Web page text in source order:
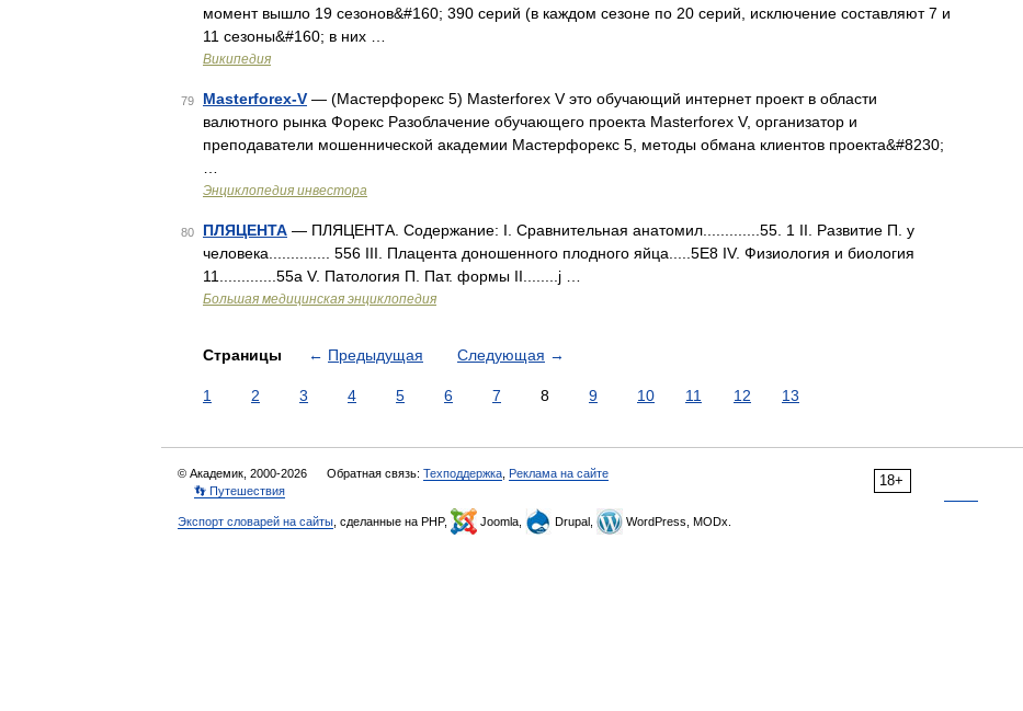
момент вышло 19 сезонов&#160; 390 серий (в каждом сезоне по 20 серий, исключение составляют 7 и
11 сезоны&#160; в них …
Википедия
79 Masterforex-V — (Мастерфорекс 5) Masterforex V это обучающий интернет проект в области
валютного рынка Форекс Разоблачение обучающего проекта Masterforex V, организатор и
преподаватели мошеннической академии Мастерфорекс 5, методы обмана клиентов проекта&#8230;
Энциклопедия инвестора
80 ПЛЯЦЕНТА — ПЛЯЦЕНТА. Содержание: I. Сравнительная анатомил.............55. 1 II. Развитие П. у
человека.............. 556 III. Плацента доношенного плодного яйца.....5Е8 IV. Физиология и биология
11.............55а V. Патология П. Пат. формы II........j …
Большая медицинская энциклопедия
Страницы ← Предыдущая Следующая →
1 2 3 4 5 6 7 8 9 10 11 12 13
18+
© Академик, 2000-2026 Обратная связь: Техподдержка Реклама на сайте
👣 Путешествия
Экспорт словарей на сайты , сделанные на PHP, Joomla, Drupal, WordPress, MODx.